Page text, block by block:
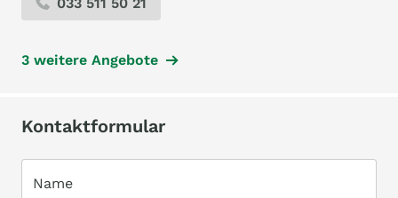
3 weitere Angebote
Kontaktformular
Name